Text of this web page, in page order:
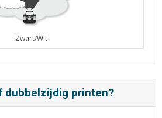
Zwart/Wit
dubbelzijdig printen?